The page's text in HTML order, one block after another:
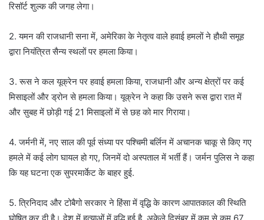
रिसॉर्ट शुल्क की जगह लेगा।
2. यमन की राजधानी सना में, अमेरिका के नेतृत्व वाले हवाई हमलों ने हौथी समूह
द्वारा नियंत्रित सैन्य स्थलों पर हमला किया।
3. रूस ने कल यूक्रेन पर हवाई हमला किया, राजधानी और अन्य क्षेत्रों पर कई
मिसाइलों और ड्रोन से हमला किया। यूक्रेन ने कहा कि उसने रूस द्वारा रात में
और सुबह में छोड़ी गई 21 मिसाइलों में से छह को मार गिराया।
4. जर्मनी में, नए साल की पूर्व संध्या पर पश्चिमी बर्लिन में अचानक चाकू से किए गए
हमले में कई लोग घायल हो गए, जिनमें दो अस्पताल में भर्ती हैं। जर्मन पुलिस ने कहा
कि यह घटना एक सुपरमार्केट के बाहर हुई.
5. त्रिनिदाद और टोबैगो सरकार ने हिंसा में वृद्धि के कारण आपातकाल की स्थिति